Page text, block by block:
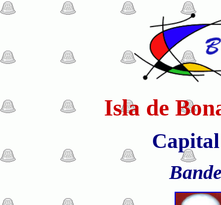
Isla de
Capital